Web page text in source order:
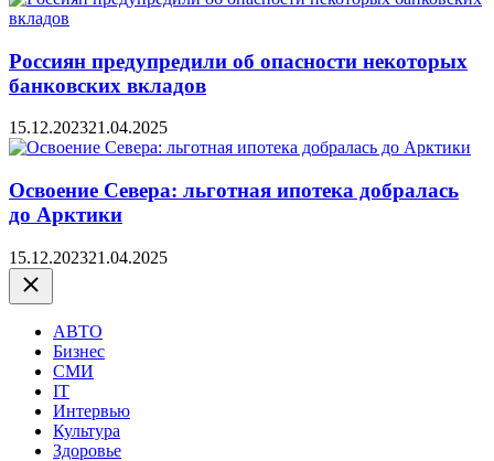
Россиян предупредили об опасности некоторых
банковских вкладов
15.12.202321.04.2025
Освоение Севера: льготная ипотека добралась
до Арктики
15.12.202321.04.2025
Закрыть
АВТО
Бизнес
СМИ
IT
Интервью
Культура
Здоровье